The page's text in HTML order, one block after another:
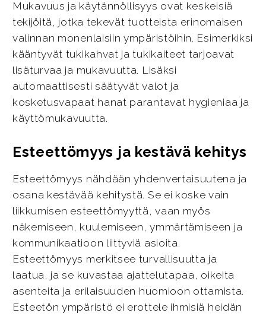
Mukavuus ja käytännöllisyys ovat keskeisiä
tekijöitä, jotka tekevät tuotteista erinomaisen
valinnan monenlaisiin ympäristöihin. Esimerkiksi
kääntyvät tukikahvat ja tukikaiteet tarjoavat
lisäturvaa ja mukavuutta. Lisäksi
automaattisesti säätyvät valot ja
kosketusvapaat hanat parantavat hygieniaa ja
käyttömukavuutta.
Esteettömyys ja kestävä kehitys
Esteettömyys nähdään yhdenvertaisuutena ja
osana kestävää kehitystä. Se ei koske vain
liikkumisen esteettömyyttä, vaan myös
näkemiseen, kuulemiseen, ymmärtämiseen ja
kommunikaatioon liittyviä asioita.
Esteettömyys merkitsee turvallisuutta ja
laatua, ja se kuvastaa ajattelutapaa, oikeita
asenteita ja erilaisuuden huomioon ottamista.
Esteetön ympäristö ei erottele ihmisiä heidän